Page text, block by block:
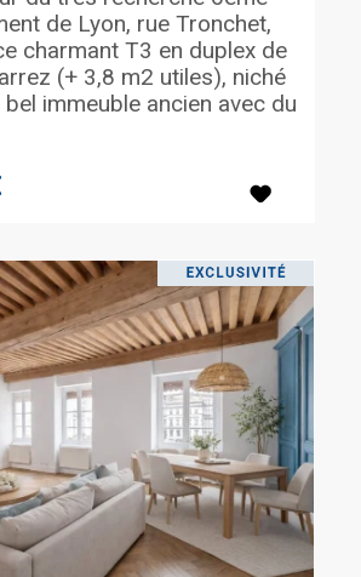
de Lyon, rue Tronchet,
charmant T3 en duplex de
(+ 3,8 m2 utiles), niché
immeuble ancien avec du